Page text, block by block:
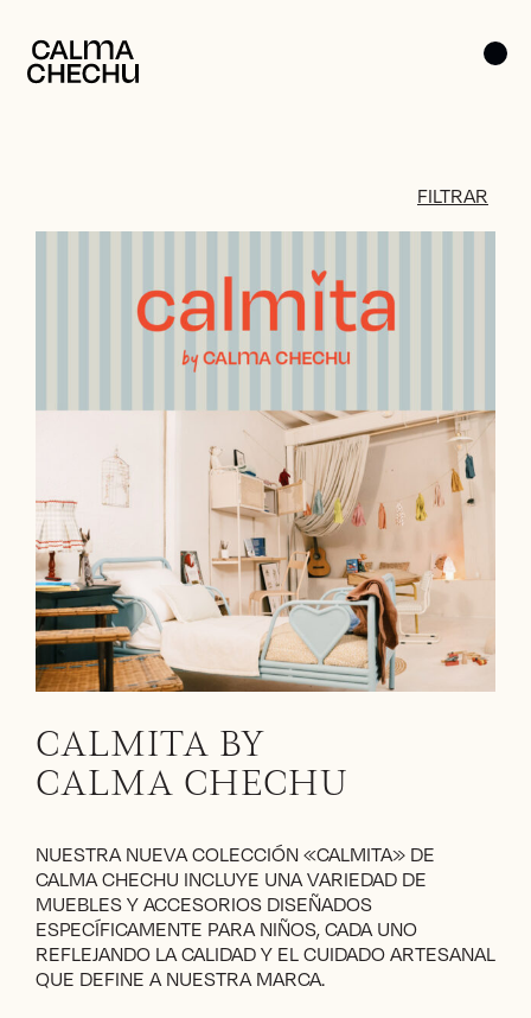
FILTRAR
CALMITA / ENFANTS
CALMITA BY
CALMA CHECHU
NUESTRA NUEVA COLECCIÓN «CALMITA» DE
CALMA CHECHU INCLUYE UNA VARIEDAD DE
MUEBLES Y ACCESORIOS DISEÑADOS
ESPECÍFICAMENTE PARA NIÑOS, CADA UNO
REFLEJANDO LA CALIDAD Y EL CUIDADO ARTESANAL
QUE DEFINE A NUESTRA MARCA.